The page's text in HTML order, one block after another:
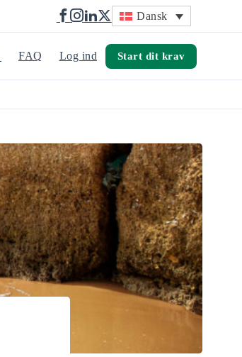
Dansk
FAQ Log ind Start dit krav